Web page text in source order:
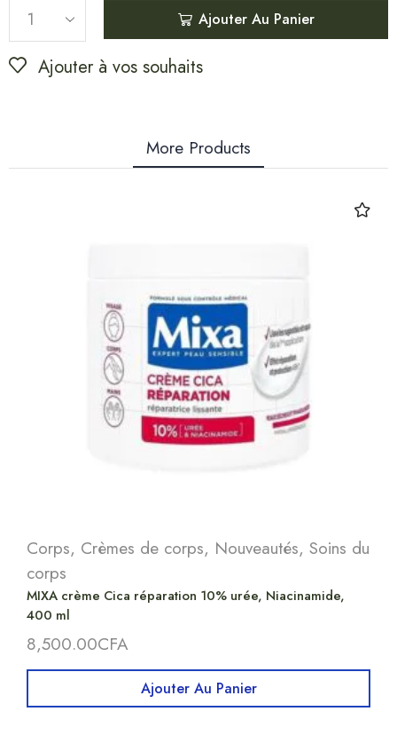
Ajouter Au Panier
Ajouter à vos souhaits
More Products
Corps, Crèmes de corps, Nouveautés, Soins du
corps
MIXA crème Cica réparation 10% urée, Niacinamide,
400 ml
8,500.00CFA
Ajouter Au Panier